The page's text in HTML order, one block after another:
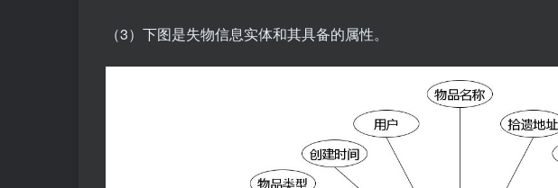
（3）下图是失物信息实体和其具备的属性。